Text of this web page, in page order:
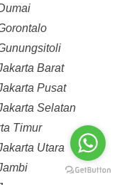
Barat
Pusat
Selatan
Timur
Utara